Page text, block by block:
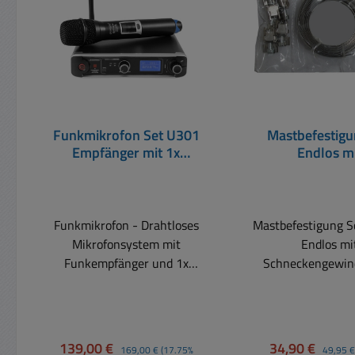
Funkmikrofon Set U301
Empfänger mit 1x
Funkmikrofon - Drahtloses
Mikrofonsystem mit
Funkempfänger und 1x
Verkaufspreis:
139,00 € Regulärer Preis:
169,00 € (17.75%
Endlos
Mastbefestigung
Endlos
Verkaufspreis:
34,90 € 49,95 €